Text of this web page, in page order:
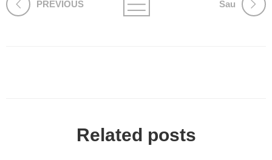
PREVIOUS Sau
Related posts